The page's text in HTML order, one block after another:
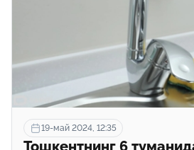
19-май 2024, 12:35
Тошкентнинг 6